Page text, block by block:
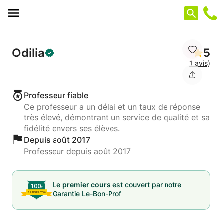
Odilia 5
1 avis)
Professeur fiable
Ce professeur a un délai et un taux de réponse
très élevé, démontrant un service de qualité et sa
fidélité envers ses élèves.
Depuis août 2017
Professeur depuis août 2017
Le premier cours est couvert par notre
Garantie Le-Bon-Prof